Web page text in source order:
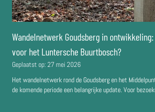
Wandelnetwerk Goudsberg in
voor het Luntersche Buurtbosch?
Geplaatst op: 27 mei 2026
Het wandelnetwerk rond de Goudsberg en het
de komende periode een belangrijke update. Voor